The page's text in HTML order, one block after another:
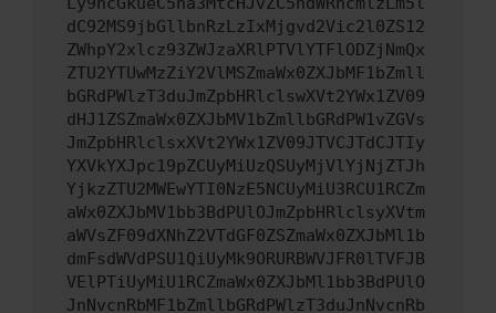
dC92MS9jbGllbnRzLzIxMjgvd2Vic2l0ZS12
ZWhpY2xlcz93ZWJzaXRlPTVlYTFlODZjNmQx
ZTU2YTUwMzZiY2VlMSZmaWx0ZXJbMF1bZmll
bGRdPWlzT3duJmZpbHRlclswXVt2YWx1ZV09
dHJ1ZSZmaWx0ZXJbMV1bZmllbGRdPW1vZGVs
JmZpbHRlclsxXVt2YWx1ZV09JTVCJTdCJTIy
YXVkYXJpc19pZCUyMiUzQSUyMjVlYjNjZTJh
YjkzZTU2MWEwYTI0NzE5NCUyMiU3RCU1RCZm
aWx0ZXJbMV1bb3BdPUlOJmZpbHRlclsyXVtm
aWVsZF09dXNhZ2VTdGF0ZSZmaWx0ZXJbMl1b
dmFsdWVdPSU1QiUyMk9ORURBWVJFR0lTVFJB
VElPTiUyMiU1RCZmaWx0ZXJbMl1bb3BdPUlO
JnNvcnRbMF1bZmllbGRdPWlzT3duJnNvcnRb